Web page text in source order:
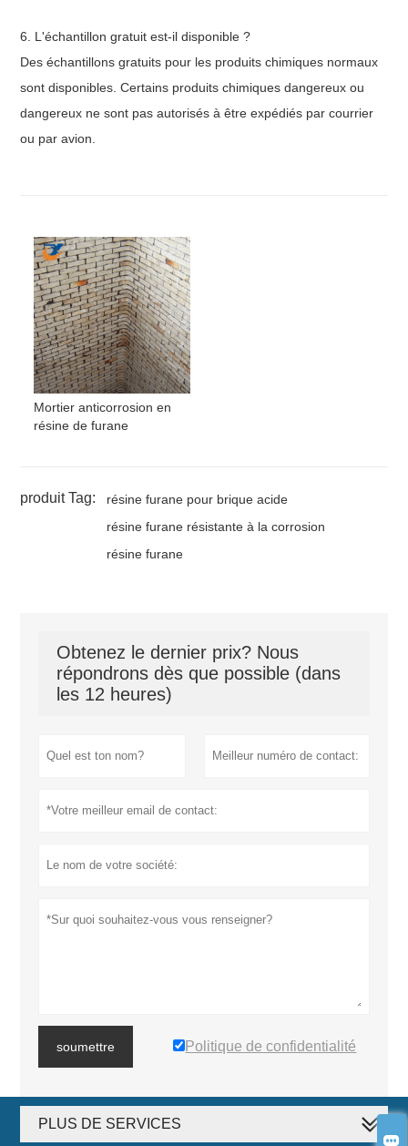

6. L'échantillon gratuit est-il disponible ?
Des échantillons gratuits pour les produits chimiques normaux
sont disponibles. Certains produits chimiques dangereux ou
dangereux ne sont pas autorisés à être expédiés par courrier
ou par avion.
Mortier anticorrosion en
résine de furane
produit Tag:
résine furane pour brique acide
résine furane résistante à la corrosion
résine furane
Obtenez le dernier prix? Nous
répondrons dès que possible (dans
les 12 heures)
soumettre Politique de confidentialité
PLUS DE SERVICES